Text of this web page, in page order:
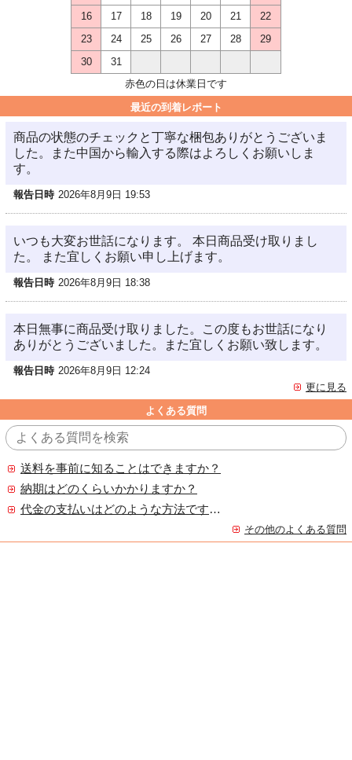
16
17 18 19 20 21
22
23
24 25 26 27 28
29
30
31
赤色の日は休業日です
最近の到着レポート
商品の状態のチェックと丁寧な梱包ありがとうございま
した。また中国から輸入する際はよろしくお願いしま
す。
報告日時 2026年8月9日 19:53
いつも大変お世話になります。 本日商品受け取りまし
た。 また宜しくお願い申し上げます。
報告日時 2026年8月9日 18:38
本日無事に商品受け取りました。この度もお世話になり
ありがとうございました。また宜しくお願い致します。
報告日時 2026年8月9日 12:24
更に見る
よくある質問
送料を事前に知ることはできますか？
納期はどのくらいかかりますか？
代金の支払いはどのような方法ですか？
その他のよくある質問